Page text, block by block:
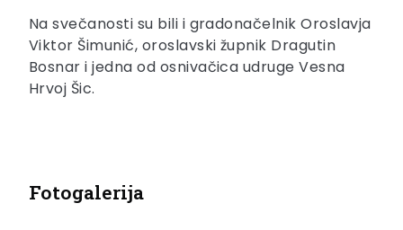
Na svečanosti su bili i gradonačelnik Oroslavja
Viktor Šimunić, oroslavski župnik Dragutin
Bosnar i jedna od osnivačica udruge Vesna
Hrvoj Šic.
Fotogalerija